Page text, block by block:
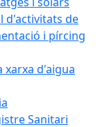
d'activitats de
i pírcing
xarxa d'aigua
Sanitari